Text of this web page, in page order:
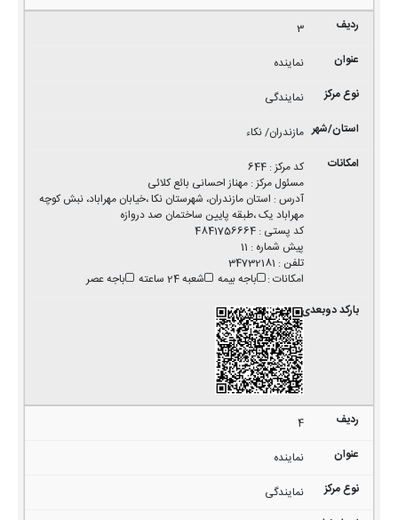
3
نماینده
نمایندگی
مازندران/ نکاء
کد مرکز:
644
مسئول مرکز:مهناز احسانی بائع کلائی
آدرس: استان مازندران، شهرستان نکا ،خیابان مهراباد، نبش کوچه
مهراباد یک ،طبقه پایین ساختمان صد دروازه
کد پستی :
4841756664
پیش شماره :
11
تلفن :
34732181
امکانات: باجه بیمه شعبه 24 ساعته باجه عصر
4
نماینده
نمایندگی